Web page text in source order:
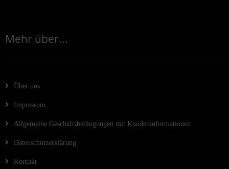
Mehr über...
Über uns
Impressum
Allgemeine Geschäftsbedingungen mit Kundeninformationen
Datenschutzerklärung
Kontakt